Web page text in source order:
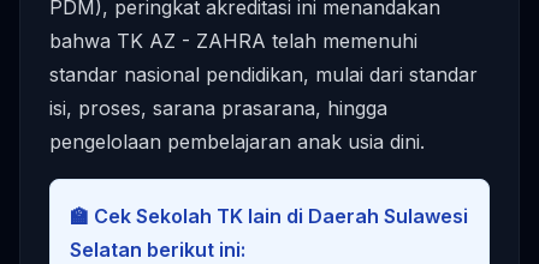
PDM), peringkat akreditasi ini menandakan
bahwa TK AZ - ZAHRA telah memenuhi
standar nasional pendidikan, mulai dari standar
isi, proses, sarana prasarana, hingga
pengelolaan pembelajaran anak usia dini.
🏫 Cek Sekolah TK lain di Daerah Sulawesi
Selatan berikut ini: